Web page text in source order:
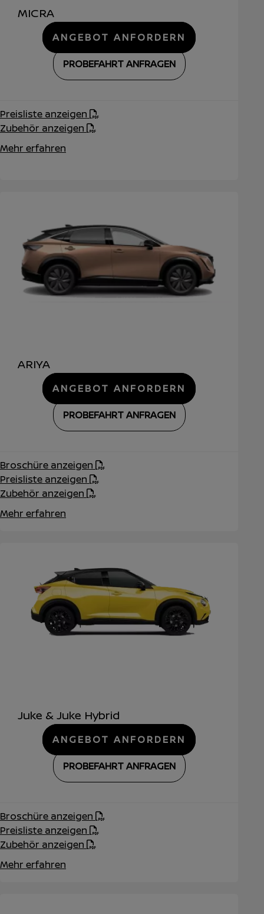
MICRA
ANGEBOT ANFORDERN
PROBEFAHRT ANFRAGEN
Preisliste anzeigen
Zubehör anzeigen
Mehr erfahren
ARIYA
ANGEBOT ANFORDERN
PROBEFAHRT ANFRAGEN
Broschüre anzeigen
Preisliste anzeigen
Zubehör anzeigen
Mehr erfahren
Juke & Juke Hybrid
ANGEBOT ANFORDERN
PROBEFAHRT ANFRAGEN
Broschüre anzeigen
Preisliste anzeigen
Zubehör anzeigen
Mehr erfahren